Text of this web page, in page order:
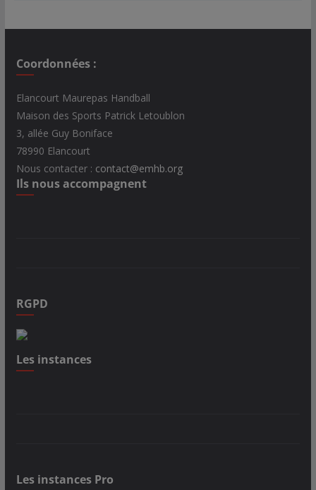
Coordonnées :
Elancourt Maurepas Handball
Maison des Sports Patrick Letoublon
3, allée Guy Boniface
78990 Elancourt
Nous contacter : contact@emhb.org
Ils nous accompagnent
RGPD
Les instances
Les instances Pro